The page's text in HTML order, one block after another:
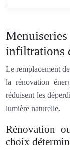
infiltrations
Le remplacement
la rénovation
réduisent les
lumière naturelle.
Rénovation
choix